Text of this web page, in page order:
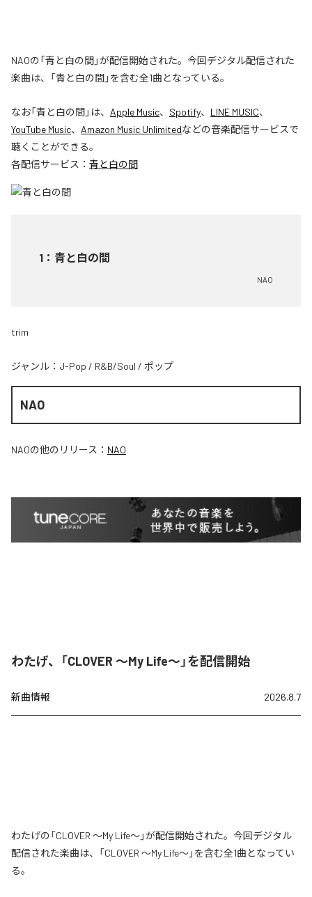
NAOの「青と白の間」が配信開始された。今回デジタル配信された
楽曲は、「青と白の間」を含む全1曲となっている。
なお「青と白の間」は、 Apple Music、 Spotify、 LINE MUSIC、
YouTube Music、 Amazon Music Unlimitedなどの音楽配信サービスで
聴くことができる。
各配信サービス： 青と白の間
1 ： 青と白の間
NAO
trim
ジャンル： J-Pop / R&B/Soul / ポップ
NAO
NAOの他のリリース： NAO
わたげ、「CLOVER ～My Life～」を配信開始
新曲情報 2026.8.7
わたげの「CLOVER ～My Life～」が配信開始された。今回デジタル
配信された楽曲は、「CLOVER ～My Life～」を含む全1曲となってい
る。